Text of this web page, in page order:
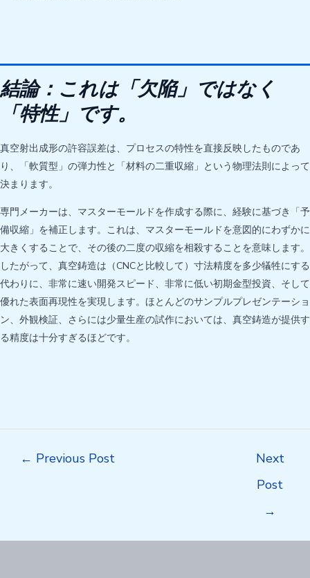
結論：これは「欠陥」ではなく
「特性」です。
真空射出成形の許容誤差は、プロセスの特性を直接反映したものであ
り、「軟質型」の弾力性と「材料の二重収縮」という物理法則によって
決まります。
専門メーカーは、マスターモールドを作成する際に、経験に基づき「予
備収縮」を補正します。これは、マスターモールドを意図的にわずかに
大きくすることで、その後の二度の収縮を相殺することを意味します。
したがって、真空鋳造は（CNCと比較して）寸法精度を多少犠牲にする
代わりに、非常に速い開発スピード、非常に低い初期金型投資、そして
優れた表面再現性を実現します。ほとんどのサンプルプレゼンテーショ
ン、外観検証、さらには少量生産の試作においては、真空鋳造が提供す
る精度は十分すぎるほどです。
← Previous Post
Next
Post
→